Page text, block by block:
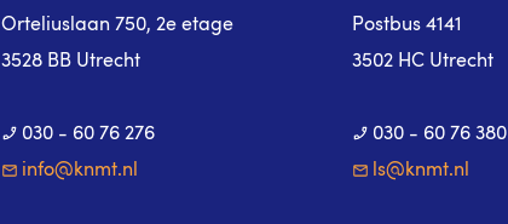
Orteliuslaan 750, 2e etage
3528 BB Utrecht
030 - 60 76 276
info@knmt.nl
Postbus 4141
3502 HC Utrecht
030 - 60 76 380
ls@knmt.nl